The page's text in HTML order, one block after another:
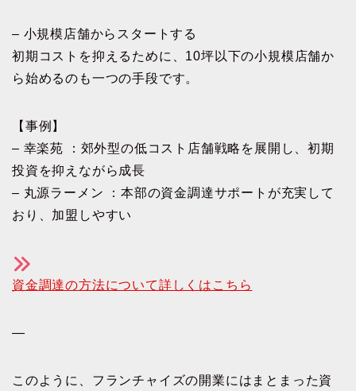
– 小規模店舗からスタートする
初期コストを抑えるために、10坪以下の小規模店舗か
ら始めるのも一つの手段です。
【事例】
– 幸楽苑 ：郊外型の低コスト店舗戦略を展開し、初期
投資を抑えながら成長
– 丸源ラーメン ：本部の資金調達サポートが充実して
おり、加盟しやすい
資金調達の方法について詳しくはこちら
—
このように、フランチャイズの開業にはまとまった資